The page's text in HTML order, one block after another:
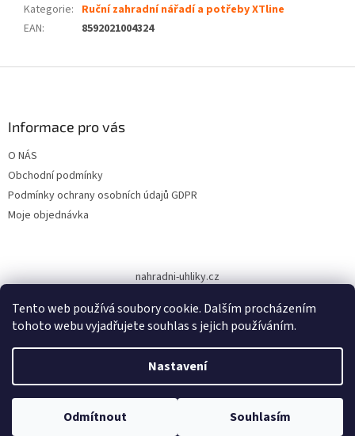
Tento web používá soubory cookie. Dalším procházením
tohoto webu vyjadřujete souhlas s jejich používáním.
Nastavení
Odmítnout Souhlasím
Kategorie: Ruční zahradní nářadí a potřeby XTline
EAN: 8592021004324
Informace pro vás
O NÁS
Obchodní podmínky
Podmínky ochrany osobních údajů GDPR
Moje objednávka
nahradni-uhliky.cz
Copyright 2026www.dodilny.cz. Všechna práva vyhrazena.Upravit